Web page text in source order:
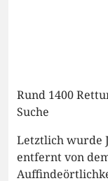
Rund 1400
Suche
Letztlich wurde
entfernt von